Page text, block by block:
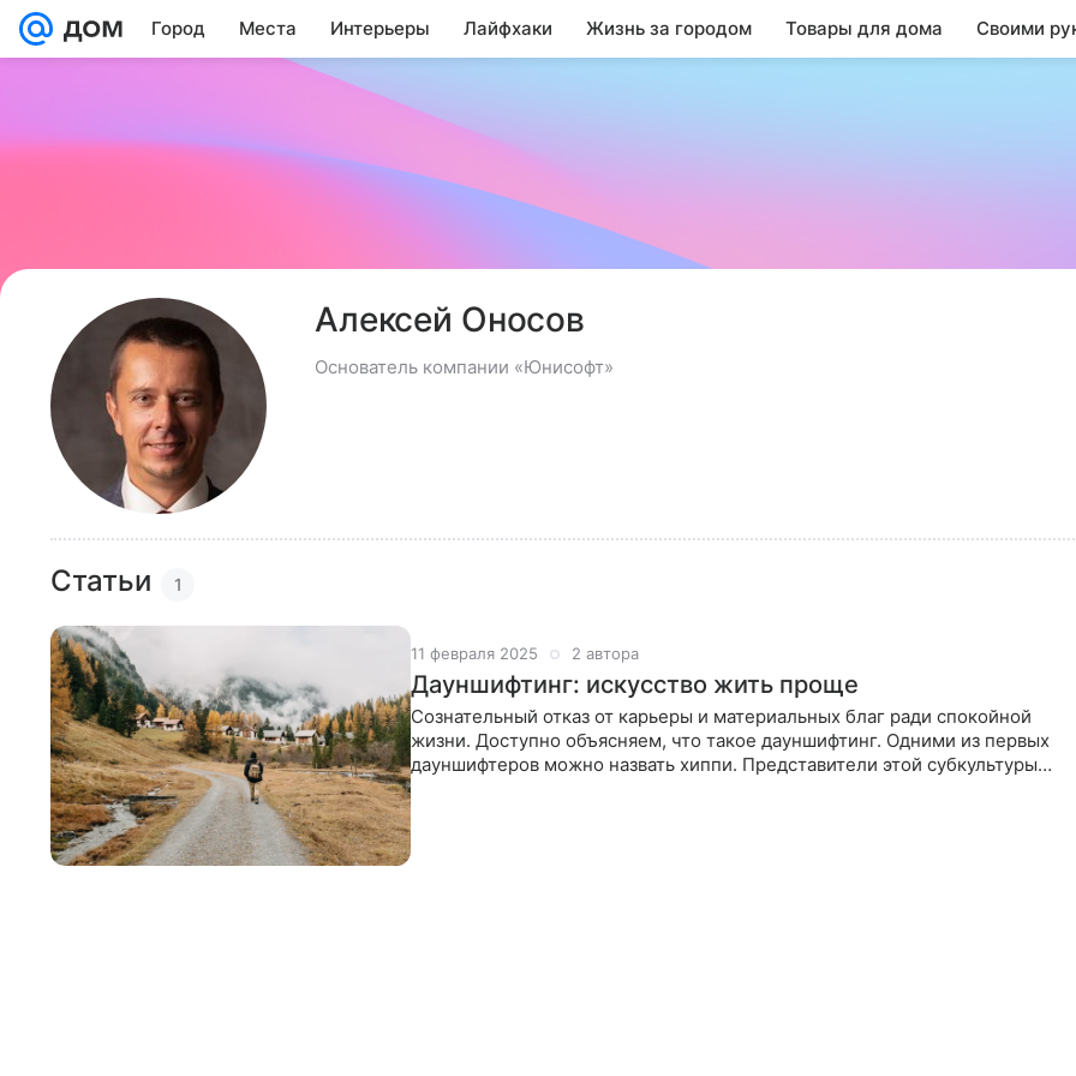
Город Места Интерьеры Лайфхаки Жизнь за городом Товары для дома Своими
Алексей Оносов
Основатель компании «Юнисофт»
Статьи 1
11 февраля 2025 2 автора
Дауншифтинг: искусство жить проще
Сознательный отказ от карьеры и материальных благ ради спокойной
жизни. Доступно объясняем, что такое дауншифтинг. Одними из первых
дауншифтеров можно назвать хиппи. Представители этой субкультуры